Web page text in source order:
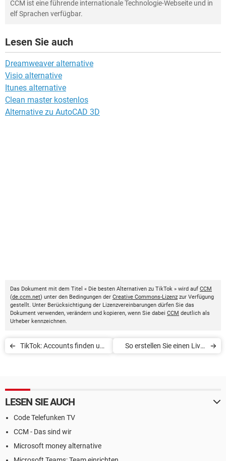
CCM ist eine führende internationale Technologie-Webseite und in
elf Sprachen verfügbar.
Lesen Sie auch
Dreamweaver alternative
Visio alternative
Itunes alternative
Clean master kostenlos
Alternative zu AutoCAD 3D
Das Dokument mit dem Titel « Die besten Alternativen zu TikTok » wird auf CCM
(de.ccm.net) unter den Bedingungen der Creative Commons-Lizenz zur Verfügung
gestellt. Unter Berücksichtigung der Lizenzvereinbarungen dürfen Sie das
Dokument verwenden, verändern und kopieren, wenn Sie dabei CCM deutlich als
Urheber kennzeichnen.
TikTok: Accounts finden und
So erstellen Sie einen Live-
LESEN SIE AUCH
Code Telefunken TV
CCM - Das sind wir
Microsoft money alternative